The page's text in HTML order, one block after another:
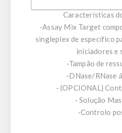
Características
-Assay Mix Target
singleplex de específico
iniciadores e
-Tampão de
-DNase/RNase
- (OPCIONAL)
- Solução
-Controlo